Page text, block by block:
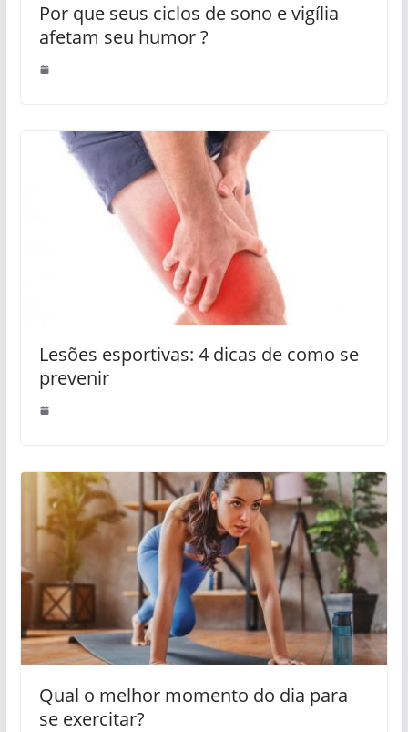
Por que seus ciclos de sono e vigília
afetam seu humor ?
Lesões esportivas: 4 dicas de como se
prevenir
Qual o melhor momento do dia para
se exercitar?